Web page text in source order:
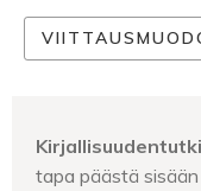
tapa päästä